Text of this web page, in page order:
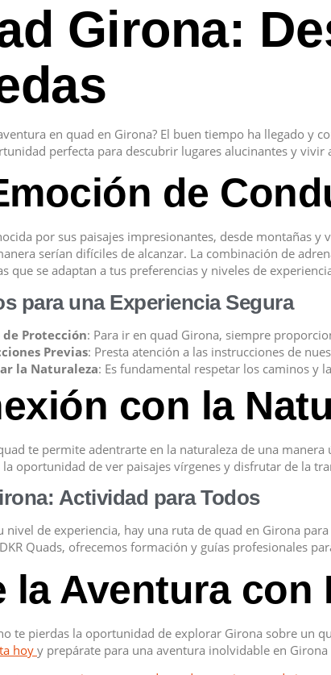
Girona:
en quad en Girona? El buen tiempo ha llegado y
perfecta para descubrir lugares alucinantes y vivir
de
por sus paisajes impresionantes, desde montañas
serían difíciles de alcanzar. La combinación de
que se adaptan a tus preferencias y niveles de
para una Experiencia Segura
de Protección: Para ir en quad Girona, siempre
Previas: Presta atención a las instrucciones de
la Naturaleza: Es fundamental respetar los caminos y
con la
te permite adentrarte en la naturaleza de una
oportunidad de ver paisajes vírgenes y disfrutar de la
Actividad para Todos
nivel de experiencia, hay una ruta de quad en Girona
Quads, ofrecemos formación y guías profesionales
la Aventura con
te pierdas la oportunidad de explorar Girona sobre un
hoy y prepárate para una aventura inolvidable en Girona